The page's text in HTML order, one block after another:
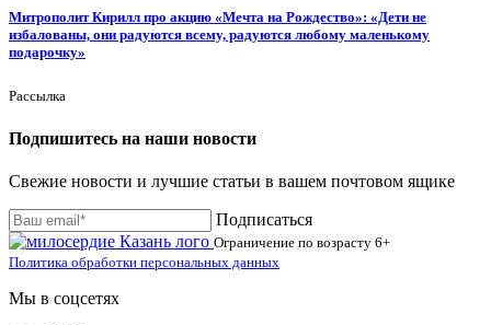
Митрополит Кирилл про акцию «Мечта на Рождество»: «Дети не
избалованы, они радуются всему, радуются любому маленькому
подарочку»
Рассылка
Подпишитесь на наши новости
Свежие новости и лучшие статьи в вашем почтовом ящике
Подписаться
Ограничение по возрасту 6+
Политика обработки персональных данных
Мы в соцсетях